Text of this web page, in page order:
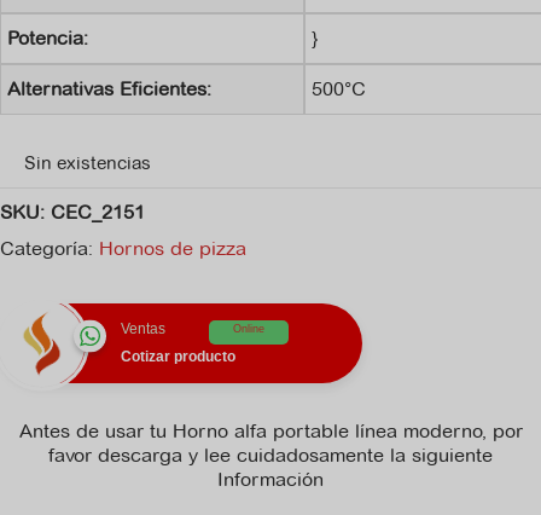
Potencia: }
Alternativas Eficientes: 500°C
Sin existencias
SKU: CEC_2151
Categoría: Hornos de pizza
Ventas Online
Cotizar producto
Antes de usar tu Horno alfa portable línea moderno, por
favor descarga y lee cuidadosamente la siguiente
Información